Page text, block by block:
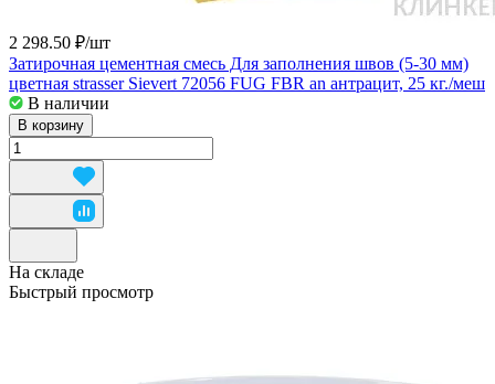
2 298.50 ₽/шт
Затирочная цементная смесь Для заполнения швов (5-30 мм)
цветная strasser Sievert 72056 FUG FBR an антрацит, 25 кг./меш
В наличии
В корзину
На складе
Быстрый просмотр